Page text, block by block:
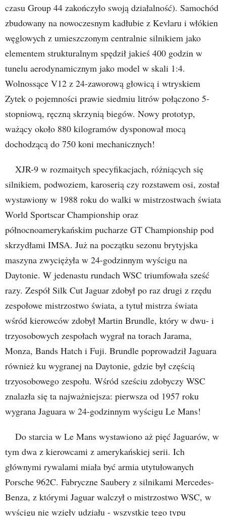
czasu Group 44 zakończyło swoją działalność). Samochód
zbudowany na nowoczesnym kadłubie z Kevlaru i włókien
węglowych z umieszczonym centralnie silnikiem jako
elementem strukturalnym spędził jakieś 400 godzin w
tunelu aerodynamicznym jako model w skali 1:4.
Wolnossące V12 z 24-zaworową głowicą i wtryskiem
Zytek o pojemności prawie siedmiu litrów połączono 5-
stopniową, ręczną skrzynią biegów. Nowy prototyp,
ważący około 880 kilogramów dysponował mocą
dochodzącą do 750 koni mechanicznych!
XJR-9 w rozmaitych specyfikacjach, różniących się
silnikiem, podwoziem, karoserią czy rozstawem osi, został
wystawiony w 1988 roku do walki w mistrzostwach świata
World Sportscar Championship oraz
północnoamerykańskim pucharze GT Championship pod
skrzydłami IMSA. Już na początku sezonu brytyjska
maszyna zwyciężyła w 24-godzinnym wyścigu na
Daytonie. W jedenastu rundach WSC triumfowała sześć
razy. Zespół Silk Cut Jaguar zdobył po raz drugi z rzędu
zespołowe mistrzostwo świata, a tytuł mistrza świata
wśród kierowców zdobył Martin Brundle, który w dwu- i
trzyosobowych zespołach wygrał na torach Jarama,
Monza, Bands Hatch i Fuji. Brundle poprowadził Jaguara
również ku wygranej na Daytonie, gdzie był częścią
trzyosobowego zespołu. Wśród sześciu zdobyczy WSC
znalazła się ta najważniejsza: pierwsza od 1957 roku
wygrana Jaguara w 24-godzinnym wyścigu Le Mans!
Do starcia w Le Mans wystawiono aż pięć Jaguarów, w
tym dwa z kierowcami z amerykańskiej serii. Ich
głównymi rywalami miała być armia utytułowanych
Porsche 962C. Fabryczne Saubery z silnikami Mercedes-
Benza, z którymi Jaguar walczył o mistrzostwo WSC, w
wyścigu nie wzięły udziału - wszystkie tego typu